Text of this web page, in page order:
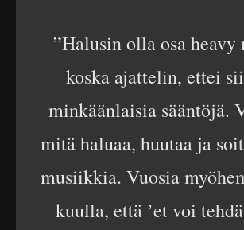
”Halusin olla osa heavy
koska ajattelin, ettei
minkäänlaisia sääntöjä.
mitä haluaa, huutaa ja
musiikkia. Vuosia
kuulla, että ’et voi